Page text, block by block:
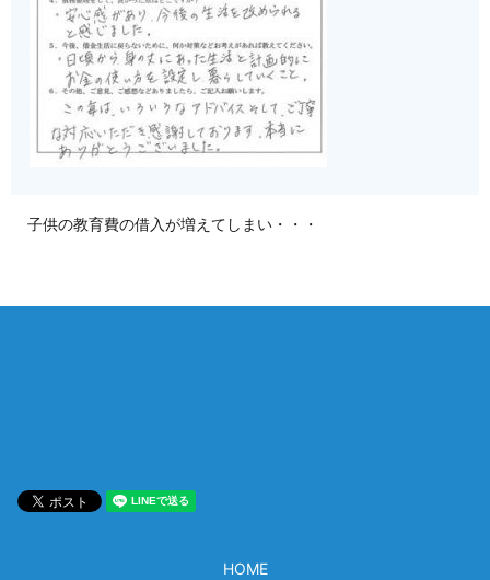
子供の教育費の借入が増えてしまい・・・
HOME